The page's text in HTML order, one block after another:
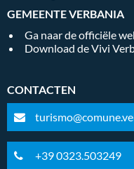
GEMEENTE VERBANIA
Ga naar de officiële
Download de Vivi
CONTACTEN
+39 0323.503249